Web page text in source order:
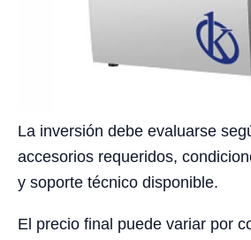
La inversión debe evaluarse
accesorios requeridos,
y soporte técnico disponible.
El precio final puede variar por